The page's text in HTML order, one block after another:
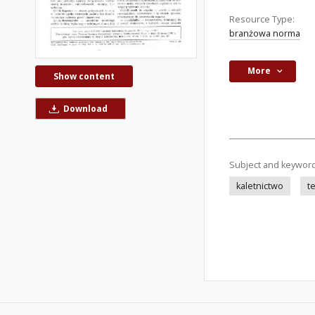
Show content
Download
Resource Type:
branżowa norma
More
Subject and
kaletnictwo